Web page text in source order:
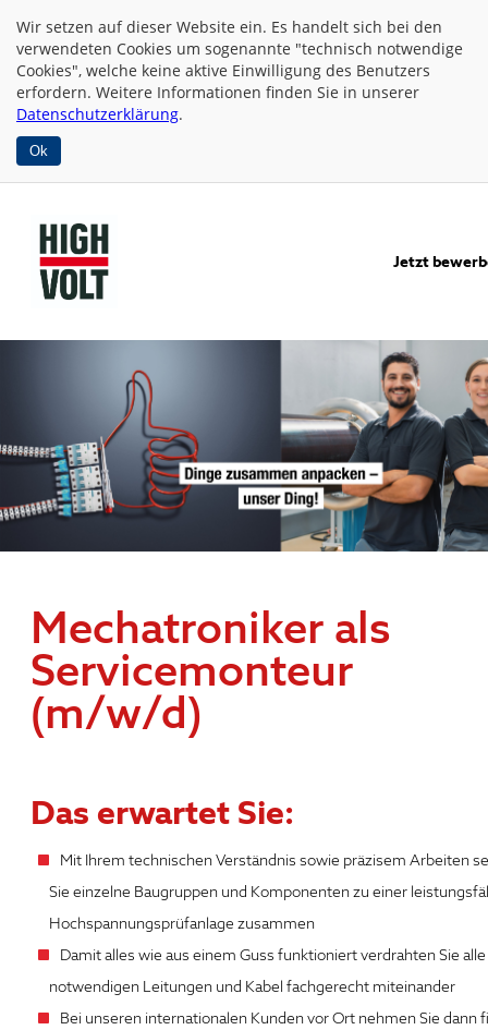
Wir setzen auf dieser Website ein. Es handelt sich bei den
verwendeten Cookies um sogenannte "technisch notwendige
Cookies", welche keine aktive Einwilligung des Benutzers
erfordern. Weitere Informationen finden Sie in unserer
Datenschutzerklärung.
Ok
Jetzt
Mechatroniker als
Servicemonteur
(m/w/d)
Das erwartet Sie:
Mit Ihrem technischen Verständnis sowie präzisem Arbeiten
Sie einzelne Baugruppen und Komponenten zu einer
Hochspannungsprüfanlage zusammen
Damit alles wie aus einem Guss funktioniert verdrahten Sie alle
notwendigen Leitungen und Kabel fachgerecht miteinander
Bei unseren internationalen Kunden vor Ort nehmen Sie dann